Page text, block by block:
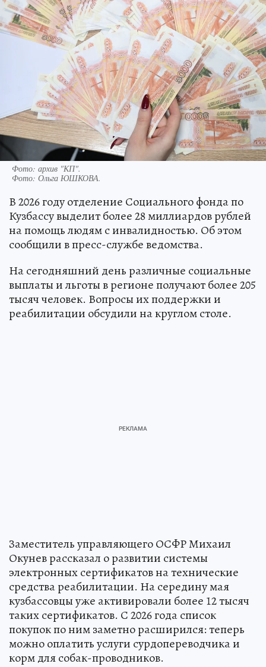
Фото: архив "КП".
Фото: Ольга ЮШКОВА.
В 2026 году отделение Социального фонда по
Кузбассу выделит более 28 миллиардов рублей
на помощь людям с инвалидностью. Об этом
сообщили в пресс-службе ведомства.
На сегодняшний день различные социальные
выплаты и льготы в регионе получают более 205
тысяч человек. Вопросы их поддержки и
реабилитации обсудили на круглом столе.
Заместитель управляющего ОСФР Михаил
Окунев рассказал о развитии системы
электронных сертификатов на технические
средства реабилитации. На середину мая
кузбассовцы уже активировали более 12 тысяч
таких сертификатов. С 2026 года список
покупок по ним заметно расширился: теперь
можно оплатить услуги сурдопереводчика и
корм для собак-проводников.